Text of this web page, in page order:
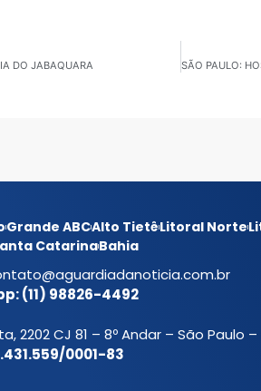
DO JABAQUARA
Grande ABCAlto TietêLitoral Norte
CatarinaBahia
(11) 98826-4492
2202 CJ 81 – 8º Andar – São Paulo
0001-83